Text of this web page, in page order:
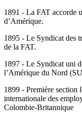
1891 - La FAT accorde
d’Amérique.
1895 - Le Syndicat des
de la FAT.
1897 - Le Syndicat uni
l’Amérique du Nord
1899 - Première section
internationale des
Colombie-Britannique